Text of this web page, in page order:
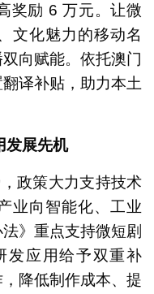
奖励 6 万元。让微
文化魅力的移动名
向赋能。依托澳门
译补贴，助力本土
发展先机
政策大力支持技术
业向智能化、工业
》重点支持微短剧
发应用给予双重补
降低制作成本、提